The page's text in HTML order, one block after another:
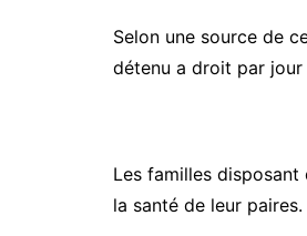
Selon une source de
détenu a droit par jour
Les familles
la santé de leur paires.